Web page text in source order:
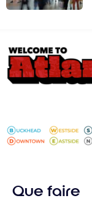
les points pour
payer les vols
et les hôtels
Que faire